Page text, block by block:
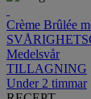
Crème Brûlée
Medelsvår
TILLAGNING
Under 2 timmar